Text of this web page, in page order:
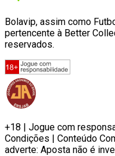
Bolavip, assim como
pertencente à Better
reservados.
+18 | Jogue com
Condições | Conteúdo
adverte: Aposta não é